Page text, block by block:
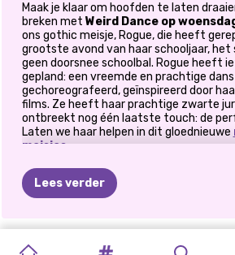
Maak je klaar om hoofden te laten
breken met Weird Dance op
ons gothic meisje, Rogue, die heeft
grootste avond van haar schooljaar, het
geen doorsnee schoolbal. Rogue heeft
gepland: een vreemde en prachtige
gechoreografeerd, geïnspireerd door
films. Ze heeft haar prachtige zwarte
ontbreekt nog één laatste touch: de
Laten we haar helpen in dit gloednieuwe
meisjes
Bevrijd Rogue's Inner Goth Queen
Rogue heeft jouw hulp nodig om een
passen bij Rogues goth-stijl. Denk aan
Lees verder
POPCULTUUR
VAN ROCKSHOW
MODERNE FASHIONISTA'S: